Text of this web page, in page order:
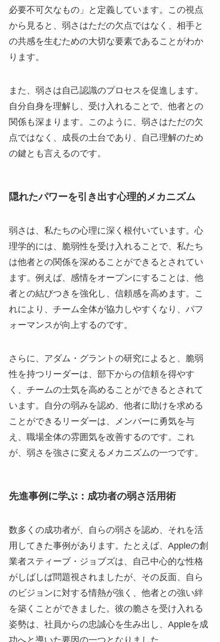
必要不可欠なもの」と定義しています。この視点
から見ると、弱さはただの欠点ではなく、相手と
の共感を生むための大切な要素であることがわか
ります。
また、弱さは自己認識のプロセスを促進します。
自分自身を理解し、受け入れることで、他者との
関係も深まります。このように、弱さはただの欠
点ではなく、成長の土台であり、自己理解のため
の鍵とも言えるのです。
隠れたパワーを引き出す心理的メカニズム
弱さは、私たちの心理に深く根付いています。心
理学的には、脆弱性を受け入れることで、私たち
は他者との関係を深めることができるとされてい
ます。例えば、感情をオープンにすることは、他
者との結びつきを強化し、信頼感を高めます。こ
れにより、チーム全体が協力しやすくなり、パフ
ォーマンスが向上するのです。
さらに、アダム・グラントの研究によると、脆弱
性を持つリーダーは、部下からの信頼を得やす
く、チームの士気を高めることができるとされて
います。自分の弱みを認め、他者に助けを求める
ことができるリーダーは、メンバーに勇気を与
え、職場全体の雰囲気を改善するのです。これ
が、弱さを強さに変えるメカニズムの一つです。
先進事例に学ぶ：成功者の弱さ活用術
数多くの成功者が、自らの弱さを認め、それを活
用してきた事例があります。たとえば、Appleの創
業者スティーブ・ジョブズは、自己中心的な性格
がしばしば問題視されましたが、その反面、自ら
のビジョンに対する情熱が強く、他者との強い絆
を築くことができました。彼の脆さを受け入れる
姿勢は、社員からの忠誠心を生み出し、Appleを成